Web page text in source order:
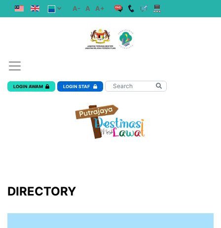
A- A A+
LOGIN AWAM LOGIN STAF
DIRECTORY